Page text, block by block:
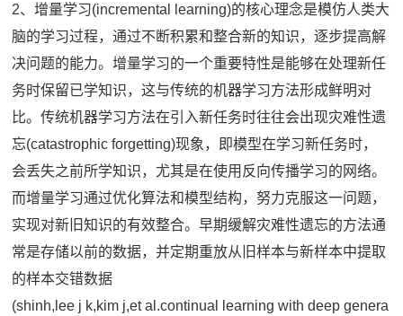
2、增量学习(incremental learning)的核心理念是模仿人类大
脑的学习过程，通过不断积累和整合新的知识，逐步提高解
决问题的能力。增量学习的一个重要特性是能够在处理新任
务时保留已学知识，这与传统的机器学习方法形成鲜明对
比。传统机器学习方法在引入新任务时往往会出现灾难性遗
忘(catastrophic forgetting)现象，即模型在学习新任务时，
会丢失之前所学知识，尤其是在使用反向传播学习的网络。
而增量学习通过优化算法和模型结构，努力克服这一问题，
实现对新旧知识的有效整合。早期缓解灾难性遗忘的方法通
常是存储以前的数据，并定期重放从旧样本与新样本中提取
的样本交错数据
(shinh,lee j k,kim j,et al.continual learning with deep genera